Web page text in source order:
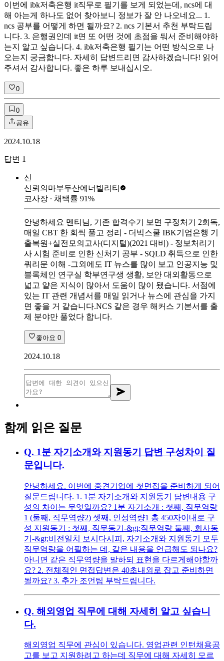
이번에 ibk저축은행 it직무로 필기를 보게 되었는데, ncs에 대
해 아는게 하나도 없어 찾아보니 정보가 잘 안 나오네요... 1.
ncs 공부를 어떻게 하면 될까요? 2. ncs 기본서 추천 부탁드립
니다. 3. 은행권인데 it면 또 어떤 것에 초점을 둬서 준비해야하
는지 알고 싶습니다. 4. ibk저축은행 필기는 어떤 방식으로 나
오는지 궁금합니다. 자세히 답변드리면 감사하겠습니다! 읽어
주셔서 감사합니다. 좋은 하루 보내십시오.
0
0
공유
2024.10.18
답변 1
신
신뢰의마부두산에너빌리티
코사장 ∙ 채택률 91%
안녕하세요 멘티님, 기존 합격수기 보면 구정처기 2회독,
매일 CBT 한 회씩 풀고 정리 - 더빅스쿨 IBK기업은행 기
출복원+실전모의고사(디지털)(2021 대비) - 정보처리기
사 시험 준비로 인한 신처기 공부 - SQLD 취득으로 인한
쿼리문 이해 -그외에도 IT 뉴스를 많이 보고 인공지능 및
블록체인 연구실 학부연구생 생활, 보안 대외활동으로
넓고 얕은 지식이 많아서 도움이 많이 됐습니다. 서점에
있는 IT 관련 개념서를 매일 읽거나 뉴스에 관심을 가지
면 좋을 거 같습니다.NCS 같은 경우 해커스 기본서를 출
제 분야만 풀었다 합니다.
좋아요 0
2024.10.18
함께 읽은 질문
Q. 1분 자기소개와 지원동기 답변 구성차이 질
문입니다.
안녕하세요. 이번에 중견기업에 첫면접을 준비하게 되어
질문드립니다. 1. 1분 자기소개와 지원동기 답변내용 구
성의 차이는 무엇일까요? 1분 자기소개 : 첫째, 직무역량
1 (둘째, 직무역량2) 셋째, 인성역량1 총 450자이내로 구
성 지원동기 : 첫째, 직무동기-&gt;직무역량 둘째, 회사동
기-&gt;비전일치 보시다시피, 자기소개와 지원동기 모두
직무역량을 어필하는 데, 같은 내용을 언급해도 되나요?
아니면 같은 직무역량을 말하되 표현을 다르게해야할까
요? 2. 전체적인 면접답변은 40초내외로 잡고 준비하면
될까요? 3. 추가 조언팁 부탁드립니다.
Q. 해외영업 직무에 대해 자세히 알고 싶습니
다.
해외영업 직무에 관심이 있습니다. 영업관련 인턴채용공
고를 보고 지원하려고 하는데 직무에 대해 자세히 모르